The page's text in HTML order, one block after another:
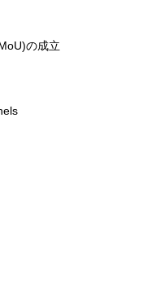
の成立